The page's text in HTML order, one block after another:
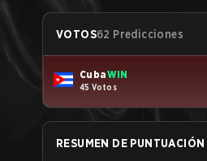
VOTOS62 Predicciones
CubaWIN
45 Votos
RESUMEN DE PUNTUACIÓN